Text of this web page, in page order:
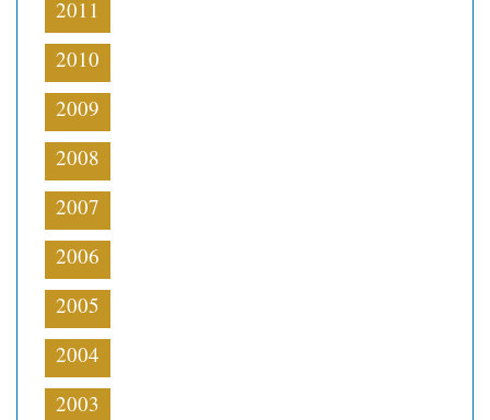
2011
2010
2009
2008
2007
2006
2005
2004
2003